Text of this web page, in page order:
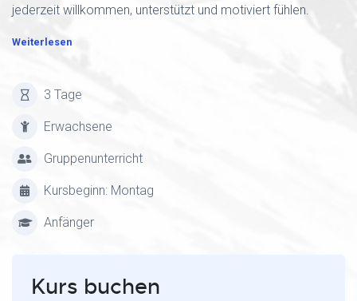
jederzeit willkommen, unterstützt und motiviert fühlen.
Weiterlesen
3 Tage
Erwachsene
Gruppenunterricht
Kursbeginn: Montag
Anfänger
Kurs buchen